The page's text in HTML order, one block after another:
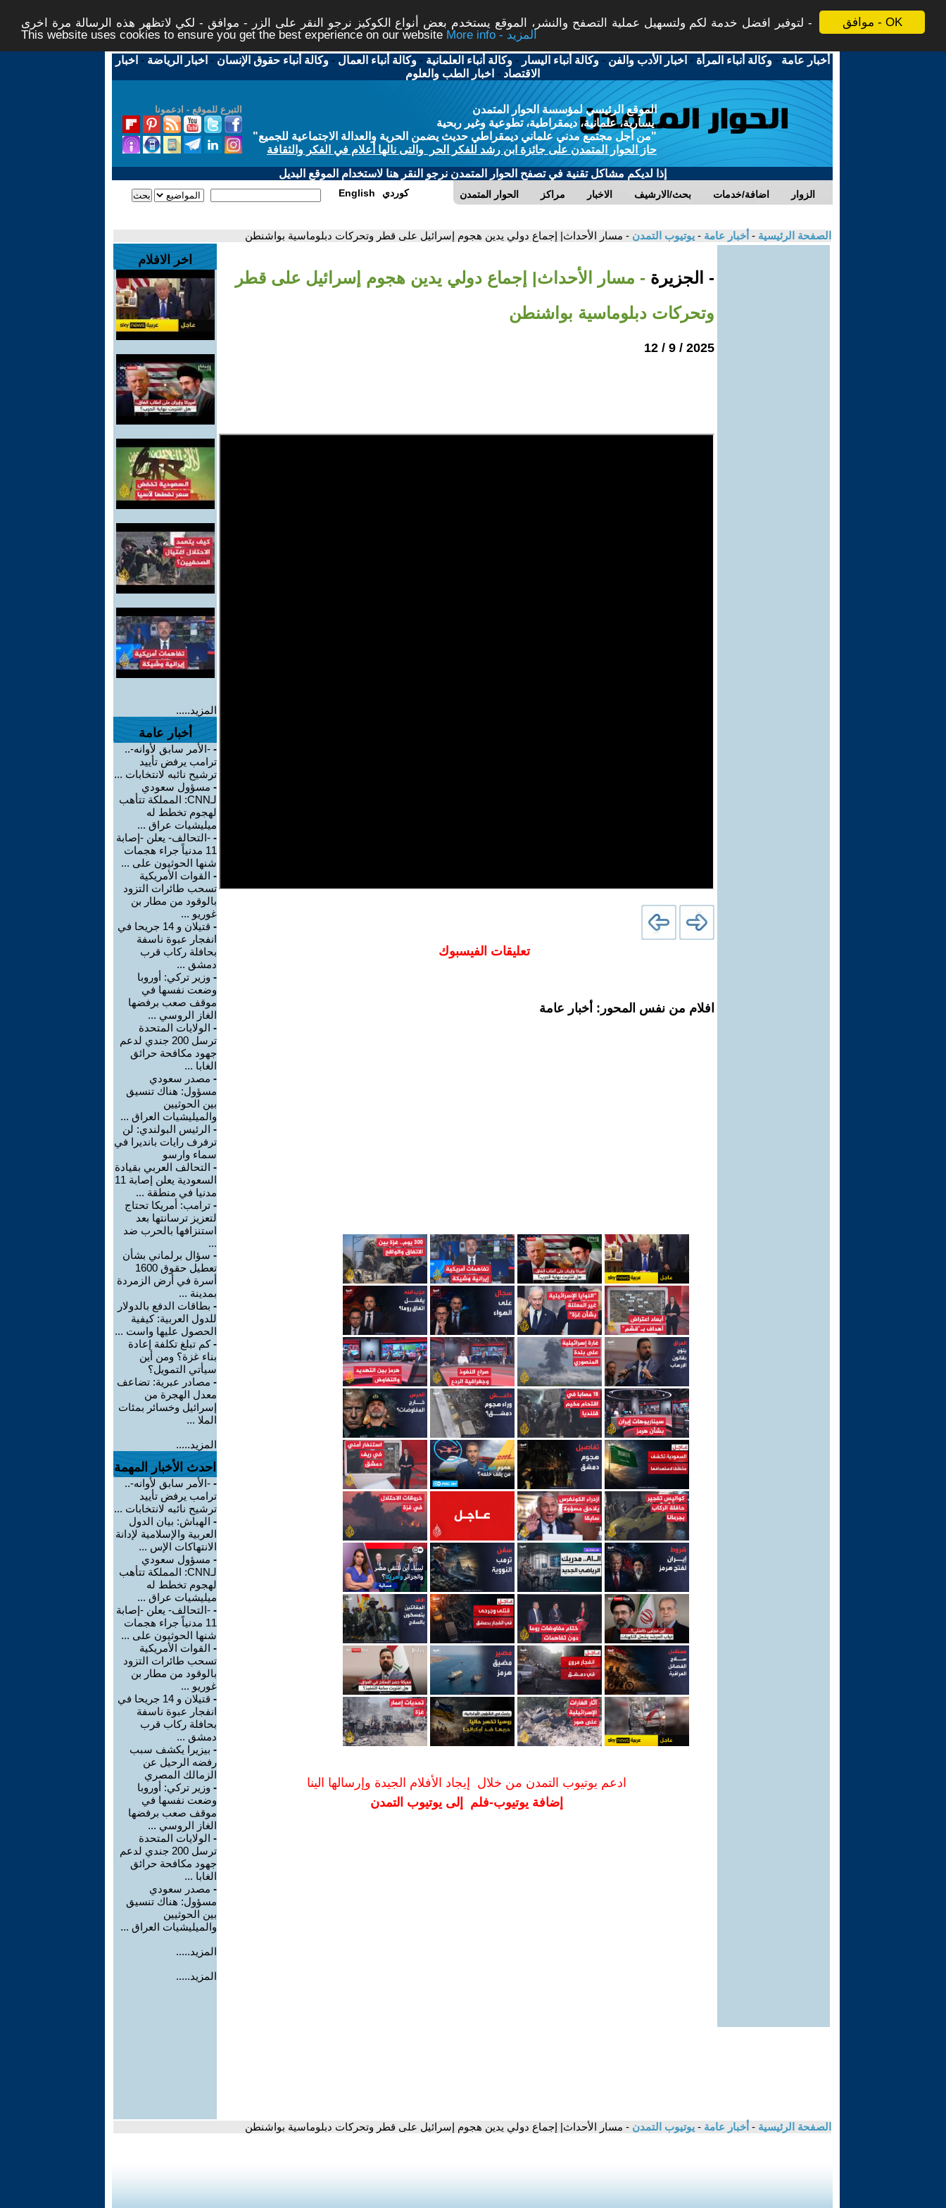
موافق - OK
لتوفير افضل خدمة لكم ولتسهيل عملية التصفح والنشر، الموقع يستخدم بعض أنواع الكوكيز نرجو النقر على الزر - موافق - لكي لاتظهر هذه الرسالة مرة اخرى -
This website uses cookies to ensure you get the best experience on our website
More info - المزيد
أخبار عامة -وكالة أنباء المرأة - اخبار الأدب والفن -وكالة أنباء اليسار -وكالة أنباء العلمانية -وكالة أنباء العمال -وكالة أنباء حقوق الإنسان - اخبار الرياضة - اخبار
الاقتصاد - اخبار الطب والعلوم
التبرع للموقع - ادعمونا
الموقع الرئيسي لمؤسسة الحوار المتمدن
يسارية، علمانية، ديمقراطية، تطوعية وغير ربحية
"من أجل مجتمع مدني علماني ديمقراطي حديث يضمن الحرية والعدالة الاجتماعية للجميع"
حاز الحوار المتمدن على جائزة ابن رشد للفكر الحر والتى نالها أعلام في الفكر والثقافة
إذا لديكم مشاكل تقنية في تصفح الحوار المتمدن نرجو النقر هنا لاستخدام الموقع البديل
الحوار المتمدن مراكز الاخبار بحث/الارشيف اضافة/خدمات الزوار English كوردي
الصفحة الرئيسية - أخبار عامة - يوتيوب التمدن - مسار الأحداث| إجماع دولي يدين هجوم إسرائيل على قطر وتحركات دبلوماسية بواشنطن
- الجزيرة - مسار الأحداث| إجماع دولي يدين هجوم إسرائيل على قطر
وتحركات دبلوماسية بواشنطن
2025 / 9 / 12
تعليقات الفيسبوك
افلام من نفس المحور: أخبار عامة
ادعم يوتيوب التمدن من خلال إيجاد الأفلام الجيدة وإرسالها الينا
إضافة يوتيوب-فلم إلى يوتيوب التمدن
اخر الافلام
المزيد.....
أخبار عامة
- -الأمر سابق لأوانه-..
ترامب يرفض تأييد
ترشيح نائبه لانتخابات ...
- مسؤول سعودي
لـCNN: المملكة تتأهب
لهجوم تخطط له
ميليشيات عراق ...
- -التحالف- يعلن -إصابة
11 مدنياً جراء هجمات
شنها الحوثيون على ...
- القوات الأمريكية
تسحب طائرات التزود
بالوقود من مطار بن
غوريو ...
-
قتيلان و 14 جريحا في
انفجار عبوة ناسفة
بحافلة ركاب قرب
دمشق ...
- وزير تركي: أوروبا
وضعت نفسها في
موقف صعب برفضها
الغاز الروسي ...
- الولايات المتحدة
ترسل 200 جندي لدعم
جهود مكافحة حرائق
الغابا ...
- مصدر سعودي
مسؤول: هناك تنسيق
بين الحوثيين
والميليشيات العراق ...
- الرئيس البولندي: لن
ترفرف رايات بانديرا في
سماء وارسو
- التحالف العربي بقيادة
السعودية يعلن إصابة 11
مدنيا في منطقة ...
- ترامب: أمريكا تحتاج
لتعزيز ترسانتها بعد
استنزافها بالحرب ضد
...
- سؤال برلماني بشأن
تعطيل حقوق 1600
أسرة في أرض الزمردة
بمدينة ...
- بطاقات الدفع بالدولار
للدول العربية: كيفية
الحصول عليها واست ...
-كم تبلغ تكلفة إعادة
بناء غزة؟ ومن أين
سيأتي التمويل؟
- مصادر عبرية: تضاعف
معدل الهجرة من
إسرائيل وخسائر بمئات
الملا ...
المزيد.....
احدث الأخبار المهمة
- -الأمر سابق لأوانه-..
ترامب يرفض تأييد
ترشيح نائبه لانتخابات ...
- الهباش: بيان الدول
العربية والإسلامية لإدانة
الانتهاكات الإس ...
- مسؤول سعودي
لـCNN: المملكة تتأهب
لهجوم تخطط له
ميليشيات عراق ...
- -التحالف- يعلن -إصابة
11 مدنياً جراء هجمات
شنها الحوثيون على ...
- القوات الأمريكية
تسحب طائرات التزود
بالوقود من مطار بن
غوريو ...
-
قتيلان و 14 جريحا في
انفجار عبوة ناسفة
بحافلة ركاب قرب
دمشق ...
- بيزيرا يكشف سبب
رفضه الرحيل عن
الزمالك المصري
- وزير تركي: أوروبا
وضعت نفسها في
موقف صعب برفضها
الغاز الروسي ...
- الولايات المتحدة
ترسل 200 جندي لدعم
جهود مكافحة حرائق
الغابا ...
- مصدر سعودي
مسؤول: هناك تنسيق
بين الحوثيين
والميليشيات العراق ...
المزيد.....
المزيد.....
الصفحة الرئيسية - أخبار عامة - يوتيوب التمدن - مسار الأحداث| إجماع دولي يدين هجوم إسرائيل على قطر وتحركات دبلوماسية بواشنطن